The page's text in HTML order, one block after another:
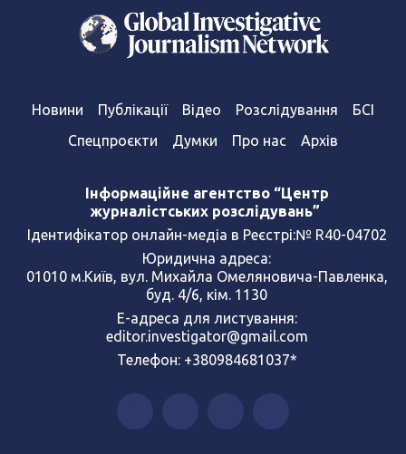
Новини Публікації Відео Розслідування
БСІ
Спецпроєкти
Думки Про нас Архів
Інформаційне агентство “Центр
журналістських розслідувань”
Ідентифікатор онлайн-медіа в Реєстрі:№ R40-04702
Юридична адреса:
01010 м.Київ, вул. Михайла Омеляновича-Павленка,
буд. 4/6, кім. 1130
Е-адреса для листування:
editor.investigator@gmail.com
Телефон: +380984681037*